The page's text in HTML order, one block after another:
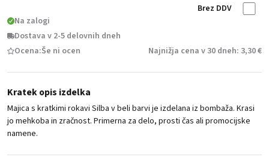
Brez DDV
Na zalogi
Dostava v 2-5 delovnih dneh
Ocena:Še ni ocen Najnižja cena v 30 dneh: 3,30 €
Kratek opis izdelka
Majica s kratkimi rokavi Silba v beli barvi je izdelana iz bombaža. Krasi
jo mehkoba in zračnost. Primerna za delo, prosti čas ali promocijske
namene.